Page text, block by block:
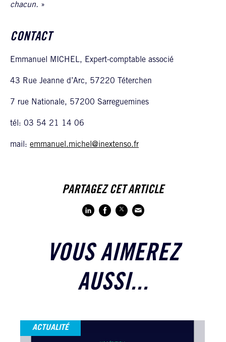
chacun. »
CONTACT
Emmanuel MICHEL, Expert-comptable associé
43 Rue Jeanne d’Arc, 57220 Téterchen
7 rue Nationale, 57200 Sarreguemines
tél: 03 54 21 14 06
mail: emmanuel.michel@inextenso.fr
PARTAGEZ CET ARTICLE
VOUS AIMEREZ
AUSSI...
ACTUALITÉ